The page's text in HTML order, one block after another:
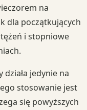
na
dla początkujących
i stopniowe
jedynie na
stosowanie jest
się powyższych